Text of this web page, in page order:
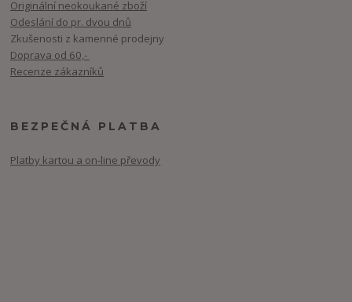
Originální neokoukané zboží
Odeslání do pr. dvou dnů
Zkušenosti z kamenné prodejny
Doprava od 60,-
Recenze zákazníků
BEZPEČNÁ PLATBA
Platby kartou a on-line převody